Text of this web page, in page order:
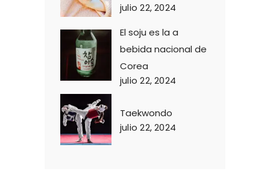
julio 22, 2024
El soju es la a
bebida nacional de
Corea
julio 22, 2024
Taekwondo
julio 22, 2024